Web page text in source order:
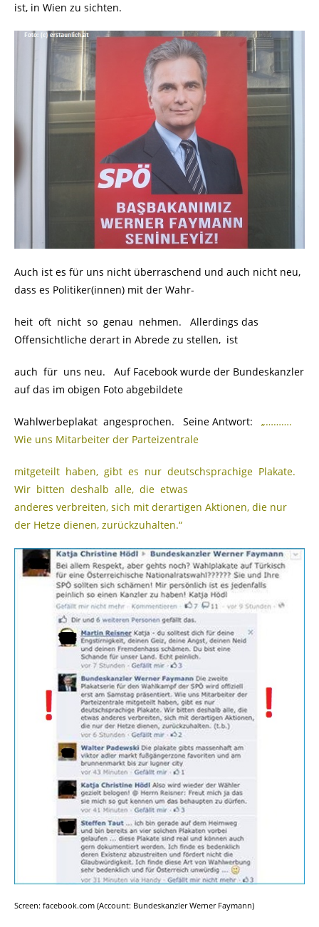
ist, in Wien zu sichten.
Auch ist es für uns nicht überraschend und auch nicht neu,
dass es Politiker(innen) mit der Wahr-
heit oft nicht so genau nehmen. Allerdings das
Offensichtliche derart in Abrede zu stellen, ist
auch für uns neu. Auf Facebook wurde der Bundeskanzler
auf das im obigen Foto abgebildete
Wahlwerbeplakat angesprochen. Seine Antwort:
„……….
Wie uns Mitarbeiter der Parteizentrale
mitgeteilt haben, gibt es nur deutschsprachige Plakate.
Wir bitten deshalb alle, die etwas
anderes verbreiten, sich mit derartigen Aktionen, die nur
der Hetze dienen, zurückzuhalten.“
Screen: facebook.com (Account: Bundeskanzler Werner Faymann)